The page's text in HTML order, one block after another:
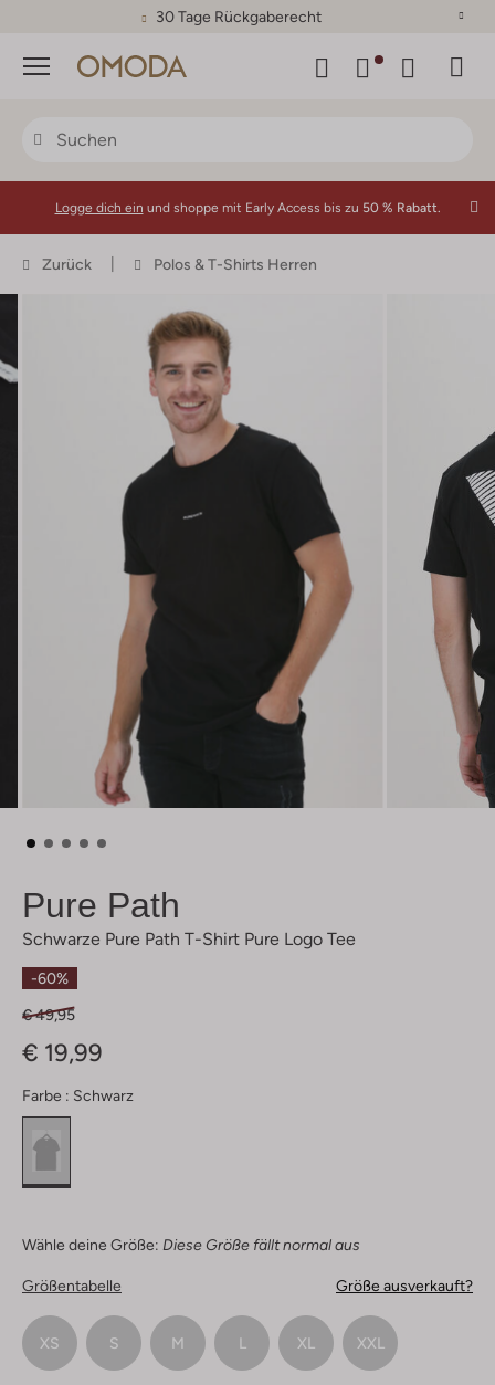
30 Tage Rückgaberecht
Menü
Logge dich ein und shoppe mit Early Access bis zu 50 % Rabatt.
Zurück Polos & T-Shirts Herren
Pure Path
Schwarze Pure Path T-Shirt Pure Logo Tee
-60%
€ 49,95
€ 19,99
Farbe : Schwarz
Wähle deine Größe: Diese Größe fällt normal aus
Größentabelle Größe ausverkauft?
XS S M L XL XXL